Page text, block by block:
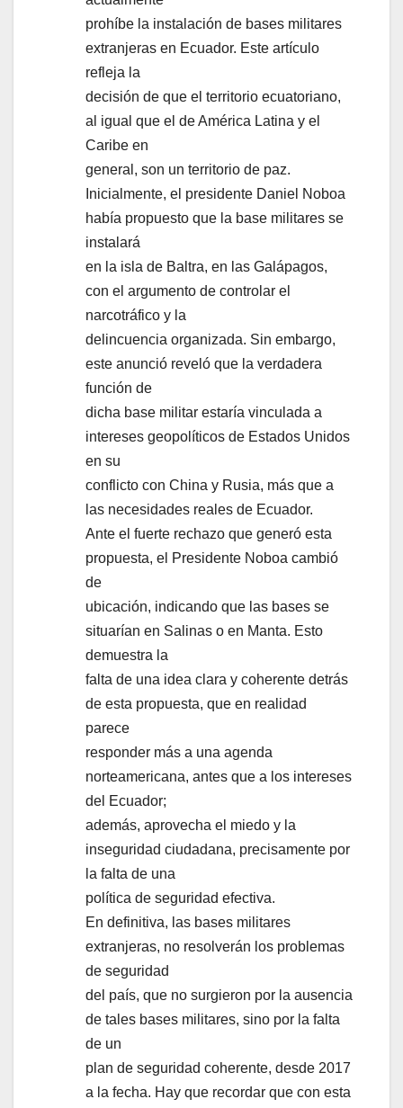
prohíbe la instalación de bases militares
extranjeras en Ecuador. Este artículo
refleja la
decisión de que el territorio ecuatoriano,
al igual que el de América Latina y el
Caribe en
general, son un territorio de paz.
Inicialmente, el presidente Daniel Noboa
había propuesto que la base militares se
instalará
en la isla de Baltra, en las Galápagos,
con el argumento de controlar el
narcotráfico y la
delincuencia organizada. Sin embargo,
este anunció reveló que la verdadera
función de
dicha base militar estaría vinculada a
intereses geopolíticos de Estados Unidos
en su
conflicto con China y Rusia, más que a
las necesidades reales de Ecuador.
Ante el fuerte rechazo que generó esta
propuesta, el Presidente Noboa cambió
de
ubicación, indicando que las bases se
situarían en Salinas o en Manta. Esto
demuestra la
falta de una idea clara y coherente detrás
de esta propuesta, que en realidad
parece
responder más a una agenda
norteamericana, antes que a los intereses
del Ecuador;
además, aprovecha el miedo y la
inseguridad ciudadana, precisamente por
la falta de una
política de seguridad efectiva.
En definitiva, las bases militares
extranjeras, no resolverán los problemas
de seguridad
del país, que no surgieron por la ausencia
de tales bases militares, sino por la falta
de un
plan de seguridad coherente, desde 2017
a la fecha. Hay que recordar que con esta